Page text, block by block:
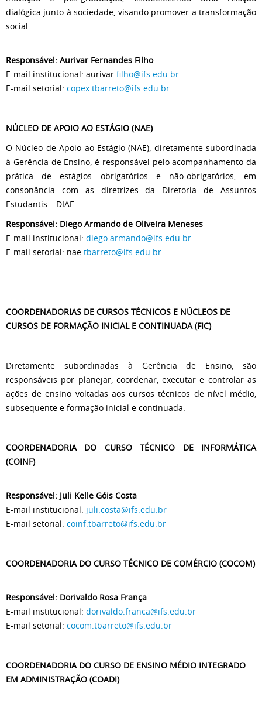
dialógica junto à sociedade, visando promover a transformação
social.
Responsável: Aurivar Fernandes Filho
E-mail institucional: aurivar.filho@ifs.edu.br
E-mail setorial: copex.tbarreto@ifs.edu.br
NÚCLEO DE APOIO AO ESTÁGIO (NAE)
O Núcleo de Apoio ao Estágio (NAE), diretamente subordinada
à Gerência de Ensino, é responsável pelo acompanhamento da
prática de estágios obrigatórios e não-obrigatórios, em
consonância com as diretrizes da Diretoria de Assuntos
Estudantis – DIAE.
Responsável: Diego Armando de Oliveira Meneses
E-mail institucional: diego.armando@ifs.edu.br
E-mail setorial: nae.tbarreto@ifs.edu.br
COORDENADORIAS DE CURSOS TÉCNICOS E NÚCLEOS DE
CURSOS DE FORMAÇÃO INICIAL E CONTINUADA (FIC)
Diretamente subordinadas à Gerência de Ensino, são
responsáveis por planejar, coordenar, executar e controlar as
ações de ensino voltadas aos cursos técnicos de nível médio,
subsequente e formação inicial e continuada.
COORDENADORIA DO CURSO TÉCNICO DE INFORMÁTICA
(COINF)
Responsável: Juli Kelle Góis Costa
E-mail institucional: juli.costa@ifs.edu.br
E-mail setorial: coinf.tbarreto@ifs.edu.br
COORDENADORIA DO CURSO TÉCNICO DE COMÉRCIO (COCOM)
Responsável: Dorivaldo Rosa França
E-mail institucional: dorivaldo.franca@ifs.edu.br
E-mail setorial: cocom.tbarreto@ifs.edu.br
COORDENADORIA DO CURSO DE ENSINO MÉDIO INTEGRADO
EM ADMINISTRAÇÃO (COADI)